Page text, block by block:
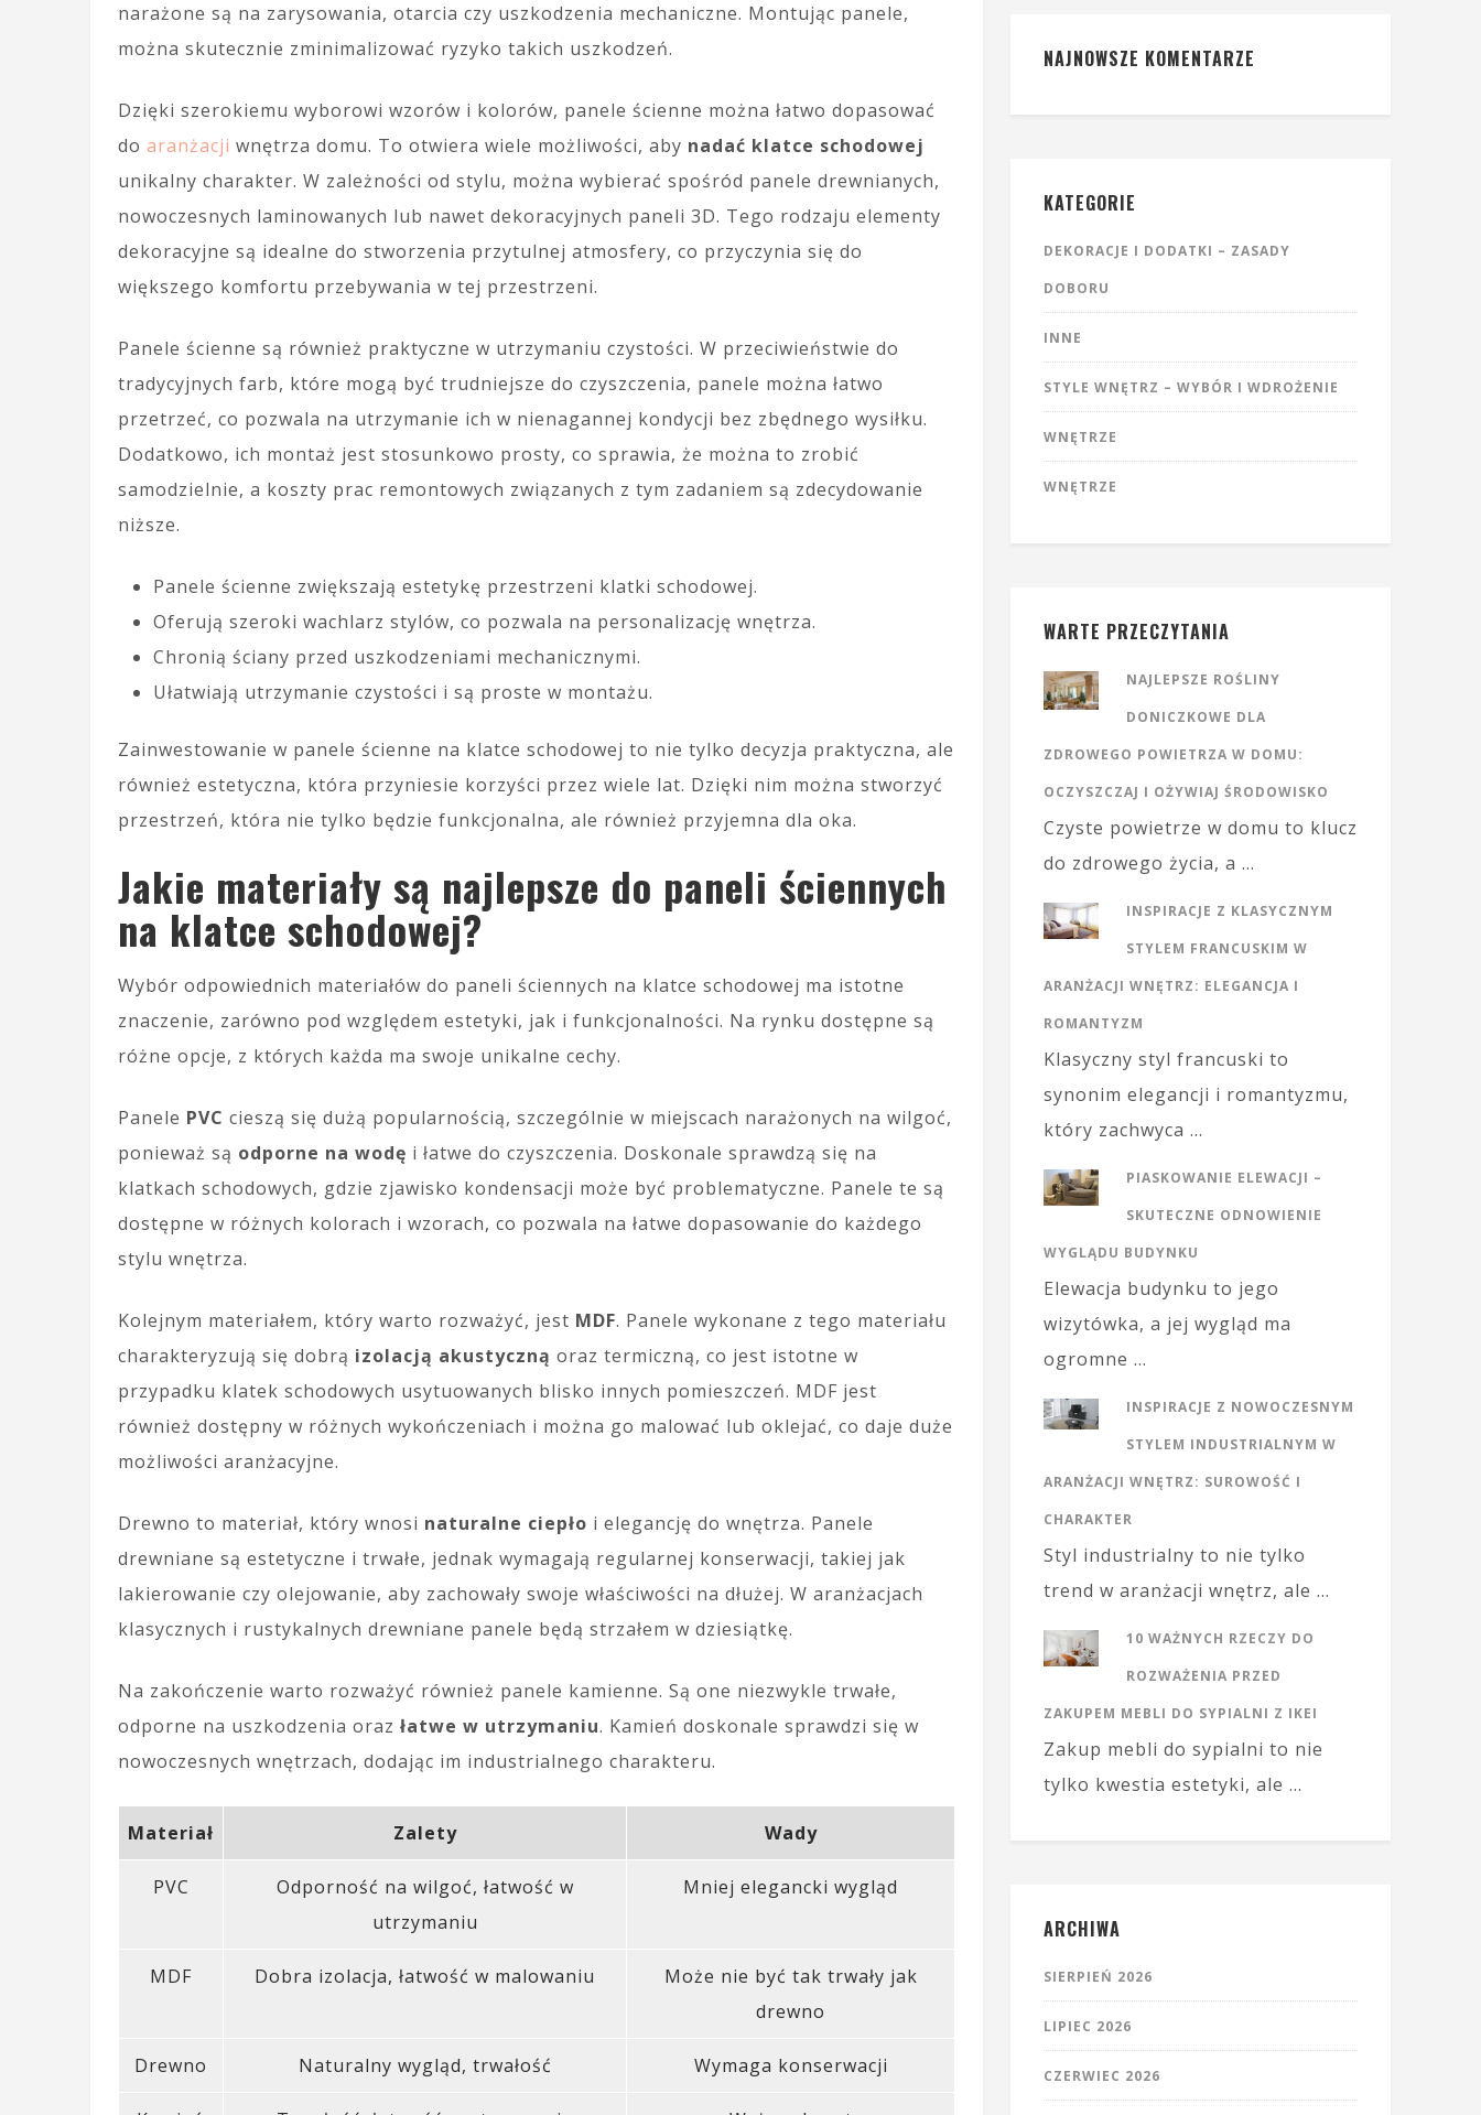
narażone są na zarysowania, otarcia czy uszkodzenia mechaniczne. Montując panele,
można skutecznie zminimalizować ryzyko takich uszkodzeń.
Dzięki szerokiemu wyborowi wzorów i kolorów, panele ścienne można łatwo dopasować
do aranżacji wnętrza domu. To otwiera wiele możliwości, aby nadać klatce schodowej
unikalny charakter. W zależności od stylu, można wybierać spośród panele drewnianych,
nowoczesnych laminowanych lub nawet dekoracyjnych paneli 3D. Tego rodzaju elementy
dekoracyjne są idealne do stworzenia przytulnej atmosfery, co przyczynia się do
większego komfortu przebywania w tej przestrzeni.
Panele ścienne są również praktyczne w utrzymaniu czystości. W przeciwieństwie do
tradycyjnych farb, które mogą być trudniejsze do czyszczenia, panele można łatwo
przetrzeć, co pozwala na utrzymanie ich w nienagannej kondycji bez zbędnego wysiłku.
Dodatkowo, ich montaż jest stosunkowo prosty, co sprawia, że można to zrobić
samodzielnie, a koszty prac remontowych związanych z tym zadaniem są zdecydowanie
niższe.
Panele ścienne zwiększają estetykę przestrzeni klatki schodowej.
Oferują szeroki wachlarz stylów, co pozwala na personalizację wnętrza.
Chronią ściany przed uszkodzeniami mechanicznymi.
Ułatwiają utrzymanie czystości i są proste w montażu.
Zainwestowanie w panele ścienne na klatce schodowej to nie tylko decyzja praktyczna, ale
również estetyczna, która przyniesie korzyści przez wiele lat. Dzięki nim można stworzyć
przestrzeń, która nie tylko będzie funkcjonalna, ale również przyjemna dla oka.
Jakie materiały są najlepsze do paneli ściennych
na klatce schodowej?
Wybór odpowiednich materiałów do paneli ściennych na klatce schodowej ma istotne
znaczenie, zarówno pod względem estetyki, jak i funkcjonalności. Na rynku dostępne są
różne opcje, z których każda ma swoje unikalne cechy.
Panele PVC cieszą się dużą popularnością, szczególnie w miejscach narażonych na wilgoć,
ponieważ są odporne na wodę i łatwe do czyszczenia. Doskonale sprawdzą się na
klatkach schodowych, gdzie zjawisko kondensacji może być problematyczne. Panele te są
dostępne w różnych kolorach i wzorach, co pozwala na łatwe dopasowanie do każdego
stylu wnętrza.
Kolejnym materiałem, który warto rozważyć, jest MDF. Panele wykonane z tego materiału
charakteryzują się dobrą izolacją akustyczną oraz termiczną, co jest istotne w
przypadku klatek schodowych usytuowanych blisko innych pomieszczeń. MDF jest
również dostępny w różnych wykończeniach i można go malować lub oklejać, co daje duże
możliwości aranżacyjne.
Drewno to materiał, który wnosi naturalne ciepło i elegancję do wnętrza. Panele
drewniane są estetyczne i trwałe, jednak wymagają regularnej konserwacji, takiej jak
lakierowanie czy olejowanie, aby zachowały swoje właściwości na dłużej. W aranżacjach
klasycznych i rustykalnych drewniane panele będą strzałem w dziesiątkę.
Na zakończenie warto rozważyć również panele kamienne. Są one niezwykle trwałe,
odporne na uszkodzenia oraz łatwe w utrzymaniu. Kamień doskonale sprawdzi się w
nowoczesnych wnętrzach, dodając im industrialnego charakteru.
Materiał Zalety Wady
PVC
Odporność na wilgoć, łatwość w
utrzymaniu
Mniej elegancki wygląd
MDF Dobra izolacja, łatwość w malowaniu
Może nie być tak trwały jak
drewno
Drewno Naturalny wygląd, trwałość Wymaga konserwacji
NAJNOWSZE KOMENTARZE
KATEGORIE
DEKORACJE I DODATKI – ZASADY
DOBORU
INNE
STYLE WNĘTRZ – WYBÓR I WDROŻENIE
WNĘTRZE
WNĘTRZE
WARTE PRZECZYTANIA
NAJLEPSZE ROŚLINY
DONICZKOWE DLA
ZDROWEGO POWIETRZA W DOMU:
OCZYSZCZAJ I OŻYWIAJ ŚRODOWISKO
Czyste powietrze w domu to klucz
do zdrowego życia, a …
INSPIRACJE Z KLASYCZNYM
STYLEM FRANCUSKIM W
ARANŻACJI WNĘTRZ: ELEGANCJA I
ROMANTYZM
Klasyczny styl francuski to
synonim elegancji i romantyzmu,
który zachwyca …
PIASKOWANIE ELEWACJI –
SKUTECZNE ODNOWIENIE
WYGLĄDU BUDYNKU
Elewacja budynku to jego
wizytówka, a jej wygląd ma
ogromne …
INSPIRACJE Z NOWOCZESNYM
STYLEM INDUSTRIALNYM W
ARANŻACJI WNĘTRZ: SUROWOŚĆ I
CHARAKTER
Styl industrialny to nie tylko
trend w aranżacji wnętrz, ale …
10 WAŻNYCH RZECZY DO
ROZWAŻENIA PRZED
ZAKUPEM MEBLI DO SYPIALNI Z IKEI
Zakup mebli do sypialni to nie
tylko kwestia estetyki, ale …
ARCHIWA
SIERPIEŃ 2026
LIPIEC 2026
CZERWIEC 2026